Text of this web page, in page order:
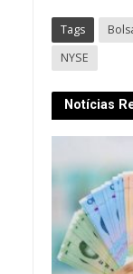
Tags
NYSE
Notícias